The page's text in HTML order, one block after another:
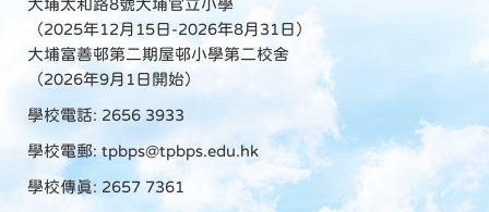
大埔太和路8號大埔官立小學
（2025年12月15日-2026年8月31日）
大埔富善邨第二期屋邨小學第二校舍
（2026年9月1日開始）
學校電話: 2656 3933
學校電郵: tpbps@tpbps.edu.hk
學校傳真: 2657 7361